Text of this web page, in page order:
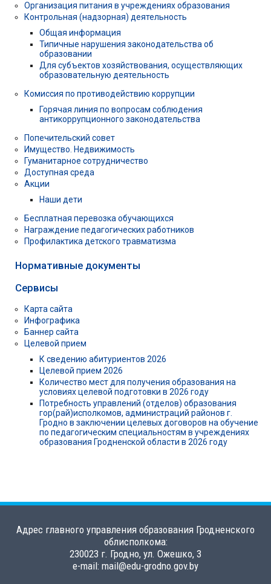
Организация питания в учреждениях образования
Контрольная (надзорная) деятельность
Общая информация
Типичные нарушения законодательства об
образовании
Для субъектов хозяйствования, осуществляющих
образовательную деятельность
Комиссия по противодействию коррупции
Горячая линия по вопросам соблюдения
антикоррупционного законодательства
Попечительский совет
Имущество. Недвижимость
Гуманитарное сотрудничество
Доступная среда
Акции
Наши дети
Бесплатная перевозка обучающихся
Награждение педагогических работников
Профилактика детского травматизма
Нормативные документы
Сервисы
Карта сайта
Инфографика
Баннер сайта
Целевой прием
К сведению абитуриентов 2026
Целевой прием 2026
Количество мест для получения образования на
условиях целевой подготовки в 2026 году
Потребность управлений (отделов) образования
гор(рай)исполкомов, администраций районов г.
Гродно в заключении целевых договоров на обучение
по педагогическим специальностям в учреждениях
образования Гродненской области в 2026 году
Адрес главного управления образования Гродненского
облисполкома:
230023 г. Гродно, ул. Ожешко, 3
e-mail: mail@edu-grodno.gov.by